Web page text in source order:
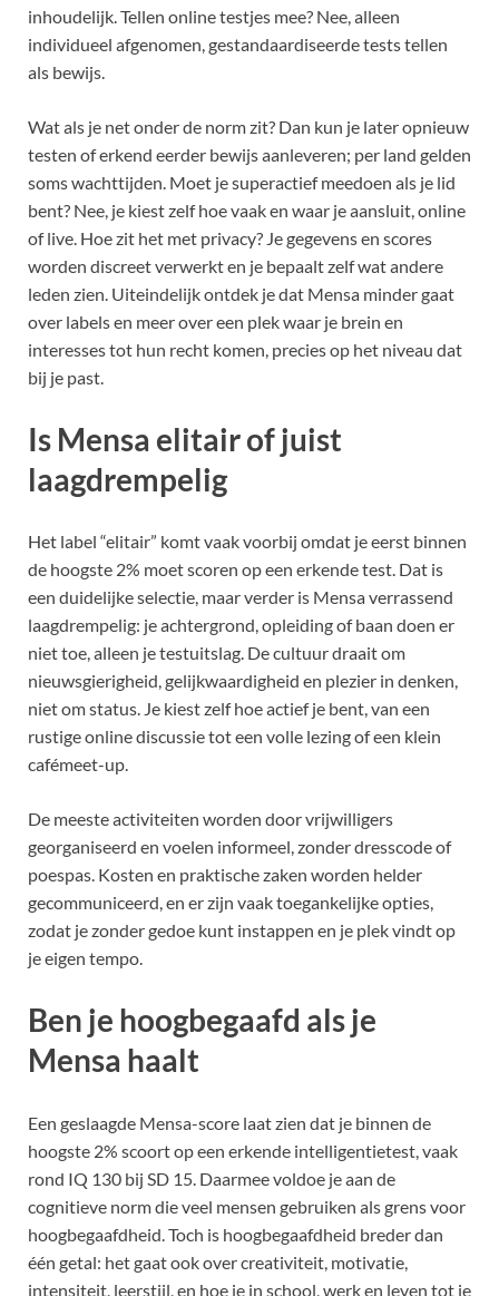
inhoudelijk. Tellen online testjes mee? Nee, alleen
individueel afgenomen, gestandaardiseerde tests tellen
als bewijs.
Wat als je net onder de norm zit? Dan kun je later opnieuw
testen of erkend eerder bewijs aanleveren; per land gelden
soms wachttijden. Moet je superactief meedoen als je lid
bent? Nee, je kiest zelf hoe vaak en waar je aansluit, online
of live. Hoe zit het met privacy? Je gegevens en scores
worden discreet verwerkt en je bepaalt zelf wat andere
leden zien. Uiteindelijk ontdek je dat Mensa minder gaat
over labels en meer over een plek waar je brein en
interesses tot hun recht komen, precies op het niveau dat
bij je past.
Is Mensa elitair of juist
laagdrempelig
Het label “elitair” komt vaak voorbij omdat je eerst binnen
de hoogste 2% moet scoren op een erkende test. Dat is
een duidelijke selectie, maar verder is Mensa verrassend
laagdrempelig: je achtergrond, opleiding of baan doen er
niet toe, alleen je testuitslag. De cultuur draait om
nieuwsgierigheid, gelijkwaardigheid en plezier in denken,
niet om status. Je kiest zelf hoe actief je bent, van een
rustige online discussie tot een volle lezing of een klein
cafémeet-up.
De meeste activiteiten worden door vrijwilligers
georganiseerd en voelen informeel, zonder dresscode of
poespas. Kosten en praktische zaken worden helder
gecommuniceerd, en er zijn vaak toegankelijke opties,
zodat je zonder gedoe kunt instappen en je plek vindt op
je eigen tempo.
Ben je hoogbegaafd als je
Mensa haalt
Een geslaagde Mensa-score laat zien dat je binnen de
hoogste 2% scoort op een erkende intelligentietest, vaak
rond IQ 130 bij SD 15. Daarmee voldoe je aan de
cognitieve norm die veel mensen gebruiken als grens voor
hoogbegaafdheid. Toch is hoogbegaafdheid breder dan
één getal: het gaat ook over creativiteit, motivatie,
intensiteit, leerstijl, en hoe je in school, werk en leven tot je